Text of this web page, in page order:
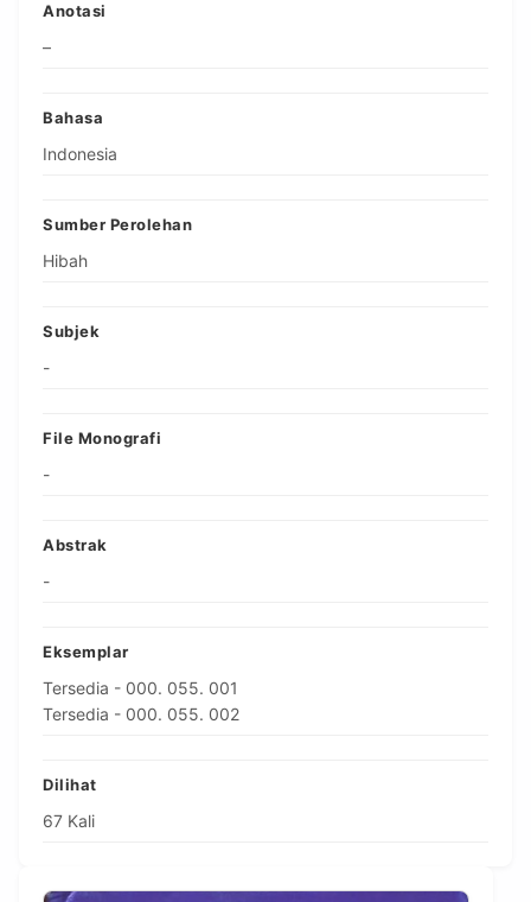
Anotasi
–
Bahasa
Indonesia
Sumber Perolehan
Hibah
Subjek
-
File Monografi
-
Abstrak
-
Eksemplar
Tersedia - 000. 055. 001
Tersedia - 000. 055. 002
Dilihat
67 Kali